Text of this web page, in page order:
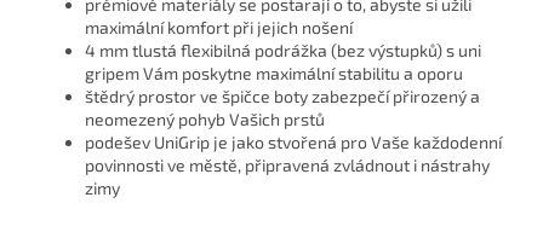
maximální komfort při jejich nošení
4 mm tlustá flexibilná podrážka (bez výstupků) s uni
gripem Vám poskytne maximální stabilitu a oporu
štědrý prostor ve špičce boty zabezpečí přirozený a
neomezený pohyb Vašich prstů
podešev UniGrip je jako stvořená pro Vaše každodenní
povinnosti ve městě, připravená zvládnout i nástrahy
zimy